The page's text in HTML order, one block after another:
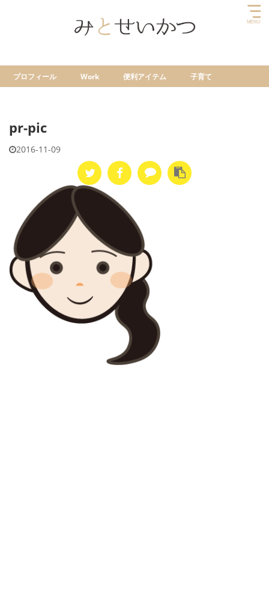
プロフィール Work 便利アイテム 子育て
pr-pic
2016-11-09